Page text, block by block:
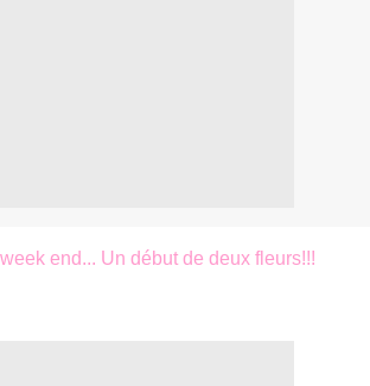
week end... Un début de deux fleurs!!!